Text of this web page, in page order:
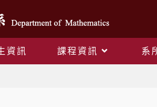
資訊 課程資訊 系